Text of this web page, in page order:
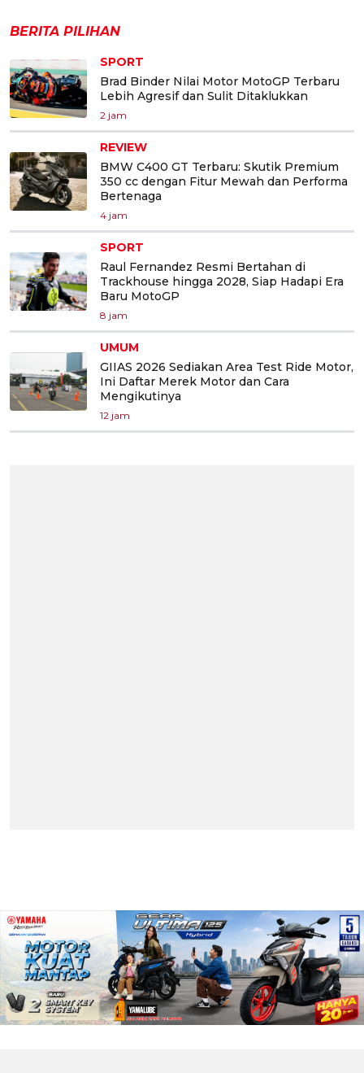
BERITA PILIHAN
SPORT
Brad Binder Nilai Motor MotoGP Terbaru
Lebih Agresif dan Sulit Ditaklukkan
2 jam
REVIEW
BMW C400 GT Terbaru: Skutik Premium
350 cc dengan Fitur Mewah dan Performa
Bertenaga
4 jam
SPORT
Raul Fernandez Resmi Bertahan di
Trackhouse hingga 2028, Siap Hadapi Era
Baru MotoGP
8 jam
UMUM
GIIAS 2026 Sediakan Area Test Ride Motor,
Ini Daftar Merek Motor dan Cara
Mengikutinya
12 jam